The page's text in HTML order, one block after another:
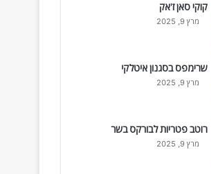
קוקי סאן ז'אק
מרץ 9, 2025
שרימפס בסגנון איטלקי
מרץ 9, 2025
רוטב פטריות לבורקס בשר
מרץ 9, 2025